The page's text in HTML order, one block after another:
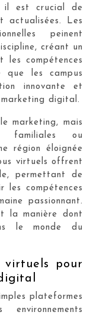
il est crucial de
actualisées. Les
peinent
créant un
les compétences
que les campus
innovante et
digital.
marketing, mais
familiales ou
région éloignée
virtuels offrent
permettant de
les compétences
passionnant.
la manière dont
le monde du
virtuels pour
plateformes